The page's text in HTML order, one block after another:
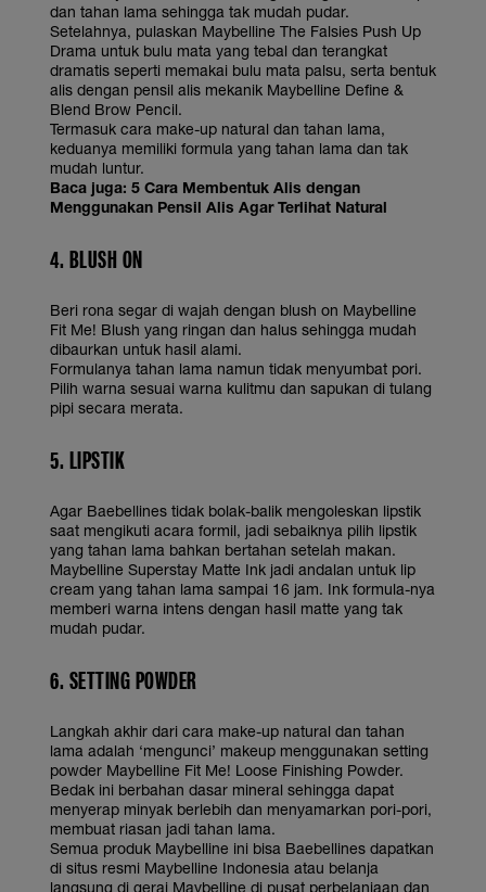
dan tahan lama sehingga tak mudah pudar.
Setelahnya, pulaskan Maybelline The Falsies Push Up
Drama untuk bulu mata yang tebal dan terangkat
dramatis seperti memakai bulu mata palsu, serta bentuk
alis dengan pensil alis mekanik Maybelline Define &
Blend Brow Pencil.
Termasuk cara make-up natural dan tahan lama,
keduanya memiliki formula yang tahan lama dan tak
mudah luntur.
Baca juga: 5 Cara Membentuk Alis dengan
Menggunakan Pensil Alis Agar Terlihat Natural
4. BLUSH ON
Beri rona segar di wajah dengan blush on Maybelline
Fit Me! Blush yang ringan dan halus sehingga mudah
dibaurkan untuk hasil alami.
Formulanya tahan lama namun tidak menyumbat pori.
Pilih warna sesuai warna kulitmu dan sapukan di tulang
pipi secara merata.
5. LIPSTIK
Agar Baebellines tidak bolak-balik mengoleskan lipstik
saat mengikuti acara formil, jadi sebaiknya pilih lipstik
yang tahan lama bahkan bertahan setelah makan.
Maybelline Superstay Matte Ink jadi andalan untuk lip
cream yang tahan lama sampai 16 jam. Ink formula-nya
memberi warna intens dengan hasil matte yang tak
mudah pudar.
6. SETTING POWDER
Langkah akhir dari cara make-up natural dan tahan
lama adalah ‘mengunci’ makeup menggunakan setting
powder Maybelline Fit Me! Loose Finishing Powder.
Bedak ini berbahan dasar mineral sehingga dapat
menyerap minyak berlebih dan menyamarkan pori-pori,
membuat riasan jadi tahan lama.
Semua produk Maybelline ini bisa Baebellines dapatkan
di situs resmi Maybelline Indonesia atau belanja
langsung di gerai Maybelline di pusat perbelanjaan dan